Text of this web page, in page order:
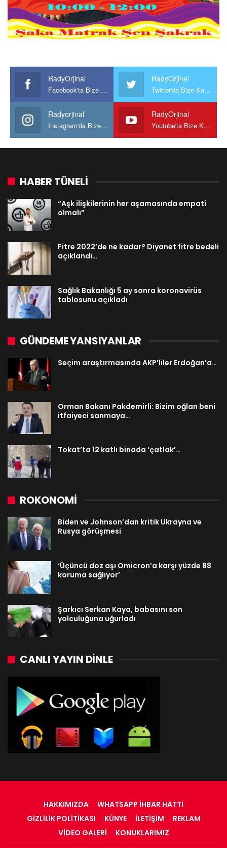
RadyOrjinal
Facebook'ta Bize Katılın
RadyOrjinal
Twitter'da Bize Katılın
Radyorjinal
Instagram'da Bize katılın
RadyOrjinal
Youtube'ta Bize Katılın
HABER TÜNELİ
“Aşk ilişkilerinin her aşamasında empati
olmalı”
Fitre 2022’de ne kadar? Diyanet fitre bedeli
açıklandı…
Sağlık Bakanlığı 5 ay sonra koronavirüs
tablosunu açıkladı
GÜNDEME YANSIYANLAR
Seçim araştırmasında AKP’liler Erdoğan’a…
Orman Bakanı Pakdemirli: Bizim oğlan beni
itfaiyeci sanmaya…
Tokat’ta 12 katlı binada ‘çatlak’…
ROKONOMİ
Biden ve Johnson’dan kritik Ukrayna ve
Rusya görüşmesi
‘Üçüncü doz aşı Omicron’a karşı yüzde 88
koruma sağlıyor’
Şarkıcı Serkan Kaya, babasını son
yolculuğuna uğurladı
CANLI YAYIN DINLE
HAKKIMIZDA
WHATSAPP İHBAR HATTI
GIZLILIK POLITIKASI
KÜNYE İLETIŞIM
REKLAM
VIDEO GALERI
KONUKLARIMIZ